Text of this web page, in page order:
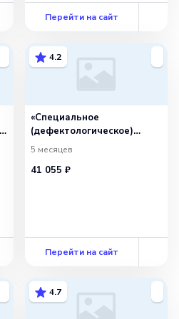
Перейти на сайт
4.2
«Специальное
(дефектологическое)
образование по профилю
«Логопедия»
с присвоением
5 месяцев
41 055 ₽
Перейти на сайт
4.7